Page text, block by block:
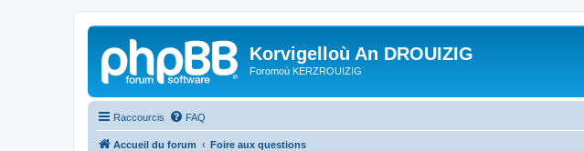
Korvigelloù An DROUIZIG
Foromoù KERZROUIZIG
Raccourcis FAQ
Accueil du forum Foire aux questions